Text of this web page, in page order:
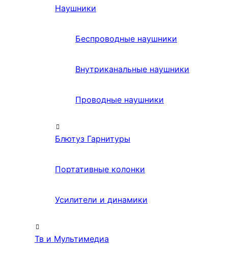
Наушники
Беспроводные наушники
Внутриканальные наушники
Проводные наушники
Блютуз Гарнитуры
Портативные колонки
Усилители и динамики
Тв и Мультимедиа